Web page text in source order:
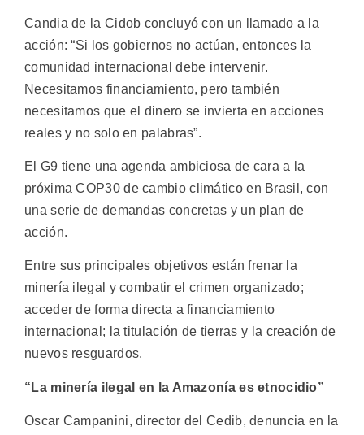
Candia de la Cidob concluyó con un llamado a la
acción: “Si los gobiernos no actúan, entonces la
comunidad internacional debe intervenir.
Necesitamos financiamiento, pero también
necesitamos que el dinero se invierta en acciones
reales y no solo en palabras”.
El G9 tiene una agenda ambiciosa de cara a la
próxima COP30 de cambio climático en Brasil, con
una serie de demandas concretas y un plan de
acción.
Entre sus principales objetivos están frenar la
minería ilegal y combatir el crimen organizado;
acceder de forma directa a financiamiento
internacional; la titulación de tierras y la creación de
nuevos resguardos.
“La minería ilegal en la Amazonía es etnocidio”
Oscar Campanini, director del Cedib, denuncia en la